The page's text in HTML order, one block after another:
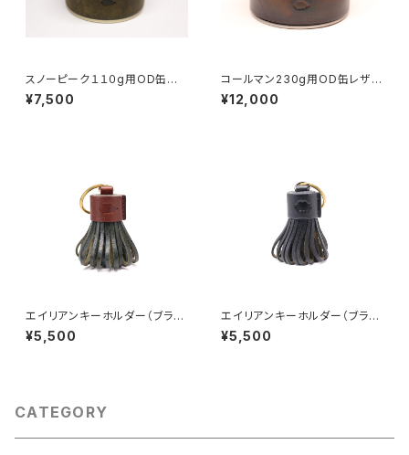
スノーピーク１１０g用OD缶レ
ザーキャップバイカラー（ネイチ
ャーシリーズ・オリーブ×ブルー）
¥7,500
コールマン230g用OD缶レザー
キャップ（パティーヌ）
¥12,000
エイリアンキーホルダー（ブラウ
ン×ブルー）バイカラー仕様
¥5,500
エイリアンキーホルダー（ブラッ
ク）
¥5,500
CATEGORY